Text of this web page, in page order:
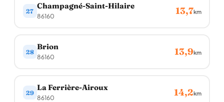
27
Champagné-Saint-Hilaire
86160 13,7km
28
Brion
86160 13,9km
29
La Ferrière-Airoux
86160 14,2km